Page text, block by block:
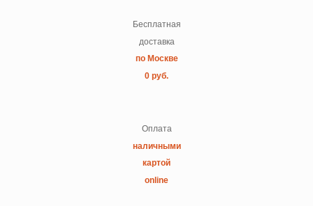
Бесплатная
доставка
по Москве
0 руб.
Оплата
наличными
картой
online